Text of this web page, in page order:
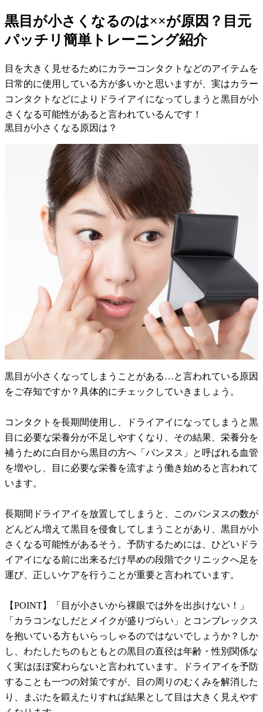
黒目が小さくなるのは××が原因？目元
パッチリ簡単トレーニング紹介
目を大きく見せるためにカラーコンタクトなどのアイテムを
日常的に使用している方が多いかと思いますが、実はカラー
コンタクトなどによりドライアイになってしまうと黒目が小
さくなる可能性があると言われているんです！
黒目が小さくなる原因は？
黒目が小さくなってしまうことがある…と言われている原因
をご存知ですか？具体的にチェックしていきましょう。
コンタクトを長期間使用し、ドライアイになってしまうと黒
目に必要な栄養分が不足しやすくなり、その結果、栄養分を
補うために白目から黒目の方へ「パンヌス」と呼ばれる血管
を増やし、目に必要な栄養を流すよう働き始めると言われて
います。
長期間ドライアイを放置してしまうと、このパンヌスの数が
どんどん増えて黒目を侵食してしまうことがあり、黒目が小
さくなる可能性があるそう。予防するためには、ひどいドラ
イアイになる前に出来るだけ早めの段階でクリニックへ足を
運び、正しいケアを行うことが重要と言われています。
【POINT】「目が小さいから裸眼では外を出歩けない！」
「カラコンなしだとメイクが盛りづらい」とコンプレックス
を抱いている方もいらっしゃるのではないでしょうか？しか
し、わたしたちのもともとの黒目の直径は年齢・性別関係な
く実はほぼ変わらないと言われています。ドライアイを予防
することも一つの対策ですが、目の周りのむくみを解消した
り、まぶたを鍛えたりすれば結果として目は大きく見えやす